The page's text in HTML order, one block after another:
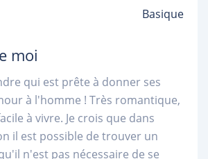
Basique
moi
qui est prête à donner ses
à l'homme ! Très romantique,
à vivre. Je crois que dans
il est possible de trouver un
n'est pas nécessaire de se